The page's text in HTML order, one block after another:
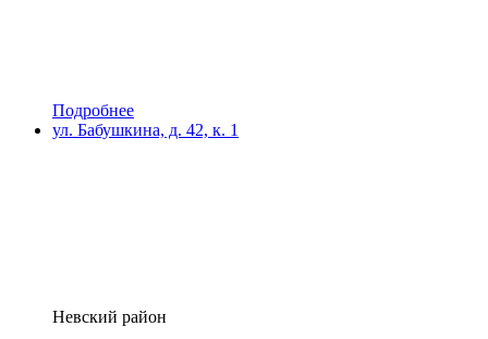
Подробнее
ул. Бабушкина, д. 42, к. 1
Невский район